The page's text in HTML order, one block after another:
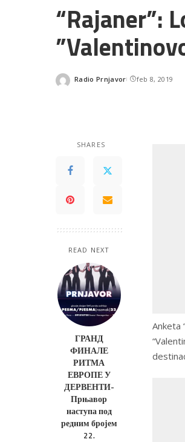
“Rajaner”:
Posted
Radio Prnjavor feb 8, 2019
SHARES
READ NEXT
ГРАНД
ФИНАЛЕ
РИТМА
ЕВРОПЕ У
ДЕРВЕНТИ-
Прњавор
наступа под
редним бројем
22.
Anketa